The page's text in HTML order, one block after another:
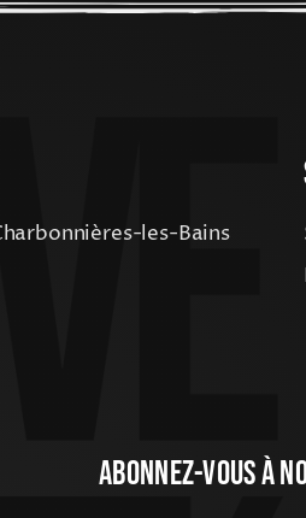
les-Bains
Abonnez-Vous À